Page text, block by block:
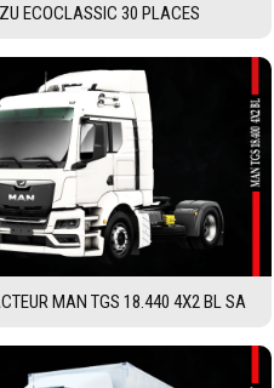
ECOCLASSIC 30 PLACES
MAN TGS 18.440 4X2 BL SA